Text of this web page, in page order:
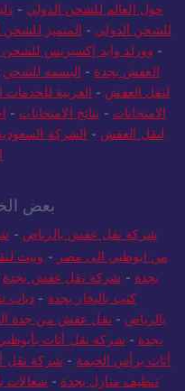
حول العالم للشحن الدولي -
للشحن الدولي - المتميز للشحن
- وورلد وايد إكسبريس للشحن
العفش بجدة - البسمه للشحن
لنقل العفش - العربية للخدمات
الامتحانات - نتائج الامتحانات -
لنقل العفش - الشركة
بعض
شركة نقل عفش بالرياض -
من ابوظبي الى مصر - ونيت
بجدة - شركة نقل عفش بجدة
كنب بالبخار بجدة - دباب
بالرياض - نقل عفش من جدة
بجدة - شركة نقل أثاث
أثاث برأس الخيمة - شركة نقل
تنظيف منازل بجدة - شغالات